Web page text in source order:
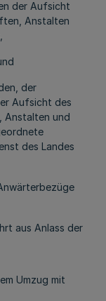
der Aufsicht
Anstalten
der
Aufsicht des
Anstalten und
des Landes
aus Anlass der
Umzug mit